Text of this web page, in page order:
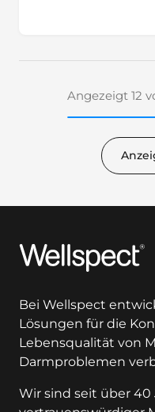
Angezeigt 12
Wellspect
Bei Wellspect
Lösungen für die
Lebensqualität von
Darmproblemen
Wir sind seit über 40